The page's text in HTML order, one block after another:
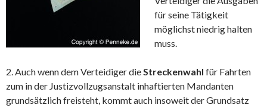
für seine Tätigkeit
möglichst niedrig halten
muss.
2. Auch wenn dem Verteidiger dieStreckenwahl für Fahrten
zum in der Justizvollzugsanstalt inhaftierten Mandanten
grundsätzlich freisteht, kommt auch insoweit der Grundsatz